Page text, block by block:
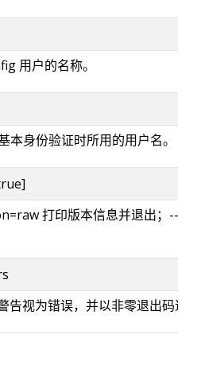
用户的名称。
本身份验证时所用的用户名。
打印版本信息并退出；--
告视为错误，并以非零退出码退